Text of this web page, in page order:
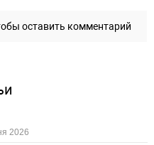
оставить комментарий
2026